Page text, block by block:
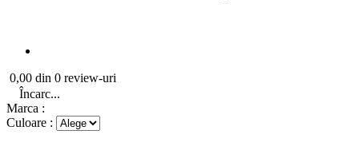
0,00 din 0 review-uri
Încarc...
Marca :
Culoare :